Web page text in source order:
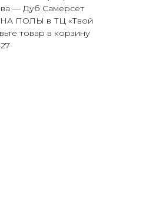
— Дуб Самерсет
НА ПОЛЫ в ТЦ «Твой
товар в корзину